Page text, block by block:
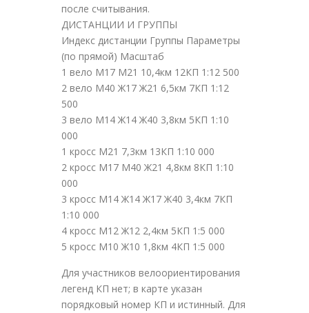
после считывания.
ДИСТАНЦИИ И ГРУППЫ
Индекс дистанции Группы Параметры
(по прямой) Масштаб
1 вело М17 М21 10,4км 12КП 1:12 500
2 вело М40 Ж17 Ж21 6,5км 7КП 1:12
500
3 вело М14 Ж14 Ж40 3,8км 5КП 1:10
000
1 кросс М21 7,3км 13КП 1:10 000
2 кросс М17 М40 Ж21 4,8км 8КП 1:10
000
3 кросс М14 Ж14 Ж17 Ж40 3,4км 7КП
1:10 000
4 кросс М12 Ж12 2,4км 5КП 1:5 000
5 кросс М10 Ж10 1,8км 4КП 1:5 000
Для участников велоориентирования
легенд КП нет; в карте указан
порядковый номер КП и истинный. Для